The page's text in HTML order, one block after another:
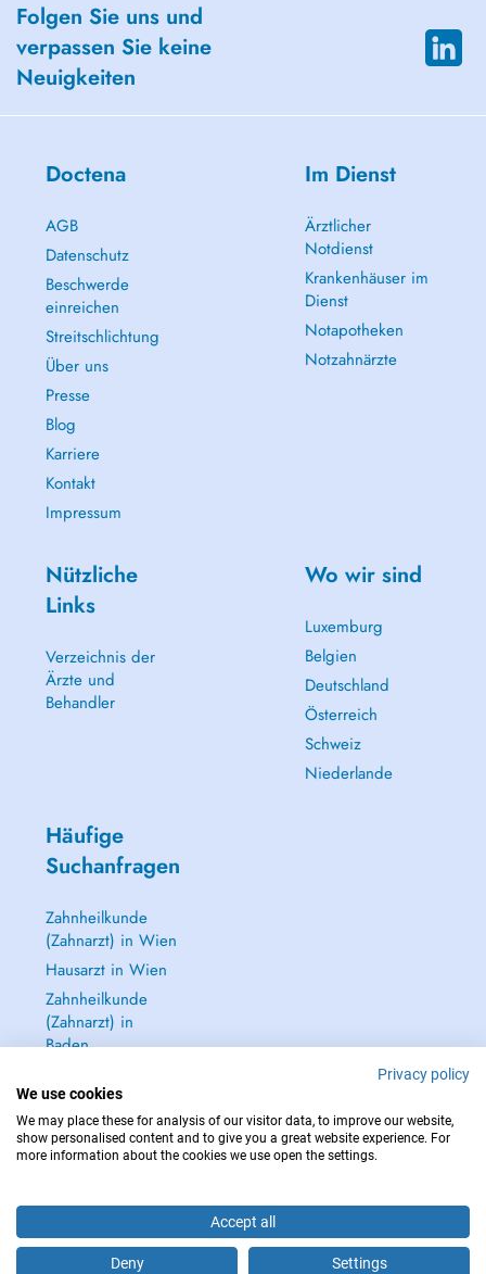
Folgen Sie uns und
verpassen Sie keine
Neuigkeiten
Doctena
AGB
Datenschutz
Beschwerde
einreichen
Streitschlichtung
Über uns
Presse
Blog
Karriere
Kontakt
Impressum
Im Dienst
Ärztlicher
Notdienst
Krankenhäuser im
Dienst
Notapotheken
Notzahnärzte
Nützliche
Links
Verzeichnis der
Ärzte und
Behandler
Wo wir sind
Luxemburg
Belgien
Deutschland
Österreich
Schweiz
Niederlande
Häufige
Suchanfragen
Zahnheilkunde
(Zahnarzt) in Wien
Hausarzt in Wien
Zahnheilkunde
(Zahnarzt) in
Baden
(Hautarzt) in Baden
Alle anzeigen →
IM NOTFALL WENDEN SIE SICH AN : 112
Privacy policy
We use cookies
We may place these for analysis of our visitor data, to improve our website,
show personalised content and to give you a great website experience. For
more information about the cookies we use open the settings.
Accept all
Deny Settings